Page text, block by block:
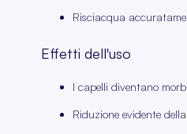
Risciacqua
Effetti dell'uso
I capelli diventano
Riduzione evidente